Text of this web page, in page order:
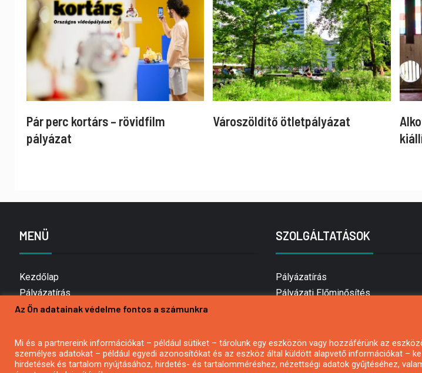
Pár perc kortárs – rövidfilm
pályázat
Városzöldítő ötletpályázat
MENÜ
Kezdőlap
Pályázatírás
Bemutatkozás
Hírlevél feliratkozás
Impresszum
SZOLGÁLTATÁSOK
Pályázatírás
Pályázati Előminősítés
Mezőgazdasági pályázatírás
Pályázatírás magánszemélyeknek
Az Ön adatainak védelme fontos a számunkra
Mi és a partnereink információkat – például sütiket – tárolunk egy eszközön vagy hozzáférünk az
személyes adatokat – például egyedi azonosítókat és az eszköz által küldött alapvető információkat –
hirdetések és tartalom nyújtásához, hirdetés- és tartalomméréshez, nézettségi adatok gyűjtéséhez,